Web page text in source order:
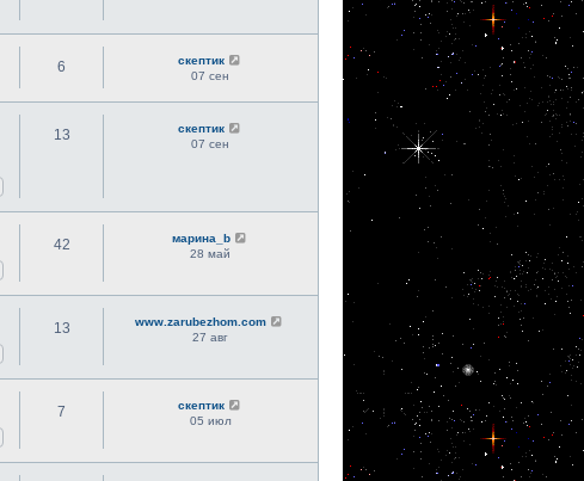
6
скептик
07 сен
13
скептик
07 сен
42
марина_b
28 май
13
www.zarubezhom.com
27 авг
7
скептик
05 июл